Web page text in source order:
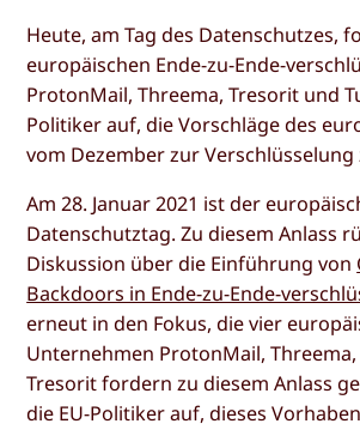
Heute, am Tag des Datenschutzes,
europäischen Ende-zu-Ende-
ProtonMail, Threema, Tresorit und
Politiker auf, die Vorschläge des
vom Dezember zur
Am 28. Januar 2021 ist der
Datenschutztag. Zu diesem Anlass
Diskussion über die Einführung von
Backdoors in Ende-zu-Ende-
erneut in den Fokus, die vier
Unternehmen ProtonMail,
Tresorit fordern zu diesem Anlass
die EU-Politiker auf, dieses